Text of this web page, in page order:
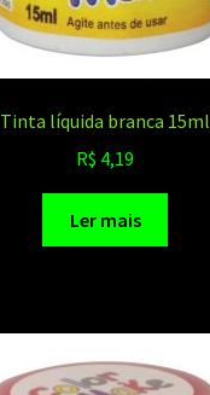
Tinta líquida branca 15ml
R$ 4,19
Ler mais